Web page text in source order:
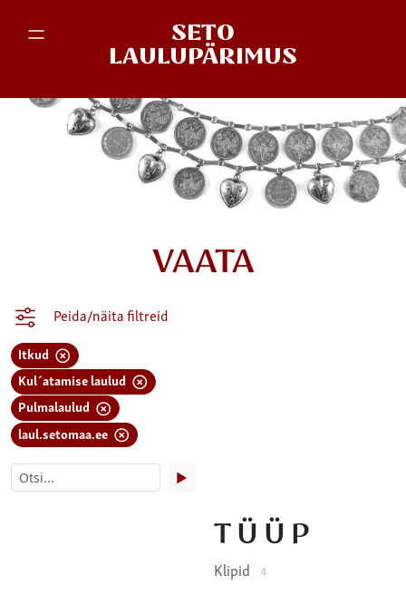
SETO
LAULUPÄRIMUS
VAATA
Peida/näita filtreid
Itkud
Kul´atamise laulud
Pulmalaulud
laul.setomaa.ee
▶
TÜÜP
Klipid 4